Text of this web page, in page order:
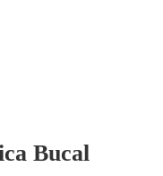
Bucal